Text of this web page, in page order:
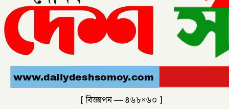
[ বিজ্ঞাপন — ৪৬৮×৬০ ]